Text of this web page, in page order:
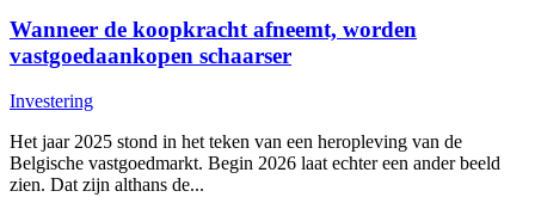
Wanneer de koopkracht afneemt, worden
vastgoedaankopen schaarser
Investering
Het jaar 2025 stond in het teken van een heropleving van de
Belgische vastgoedmarkt. Begin 2026 laat echter een ander beeld
zien. Dat zijn althans de...